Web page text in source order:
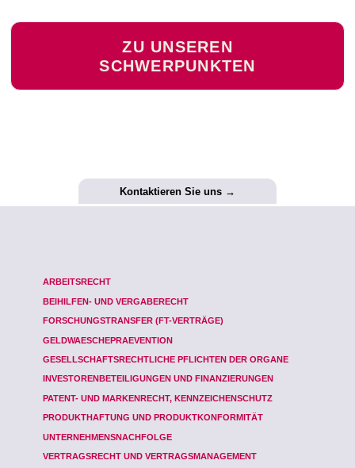
ZU UNSEREN
SCHWERPUNKTEN
Kontaktieren Sie uns →
ARBEITSRECHT
BEIHILFEN- UND VERGABERECHT
FORSCHUNGSTRANSFER (FT-VERTRÄGE)
GELDWAESCHEPRAEVENTION
GESELLSCHAFTSRECHTLICHE PFLICHTEN DER ORGANE
INVESTORENBETEILIGUNGEN UND FINANZIERUNGEN
PATENT- UND MARKENRECHT, KENNZEICHENSCHUTZ
PRODUKTHAFTUNG UND PRODUKTKONFORMITÄT
UNTERNEHMENSNACHFOLGE
VERTRAGSRECHT UND VERTRAGSMANAGEMENT